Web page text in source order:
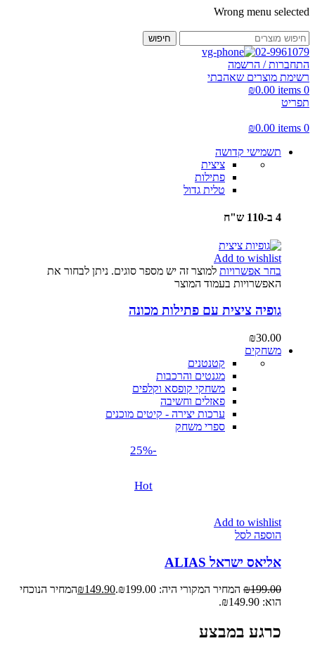
Wrong menu selected
חיפוש
02-9961079
התחברות / הרשמה
רשימת מוצרים שאהבתי
0
items
₪0.00
תפריט
0
items
₪0.00
תשמישי קדושה
ציצית
פתילות
טלית גדול
4 ב-110 ש"ח
Add to wishlist
בחר אפשרויות למוצר זה יש מספר סוגים. ניתן לבחור את
האפשרויות בעמוד המוצר
גופיה ציצית עם פתילות מכונה
₪30.00
משחקים
קטנטנים
מגנטים והרכבות
משחקי קופסא וקלפים
פאזלים וחשיבה
ערכות יצירה - קיטים מוכנים
ספרי משחק
-25%
Hot
Add to wishlist
הוספה לסל
אליאס ישראל ALIAS
₪199.00 המחיר המקורי היה: ₪199.00. ₪149.90
המחיר הנוכחי
הוא: ₪149.90.
כרגע במבצע